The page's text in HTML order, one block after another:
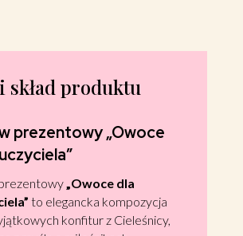
skład produktu
prezentowy „Owoce
„Owoce dla
to elegancka kompozycja
konfitur z Cieleśnicy,